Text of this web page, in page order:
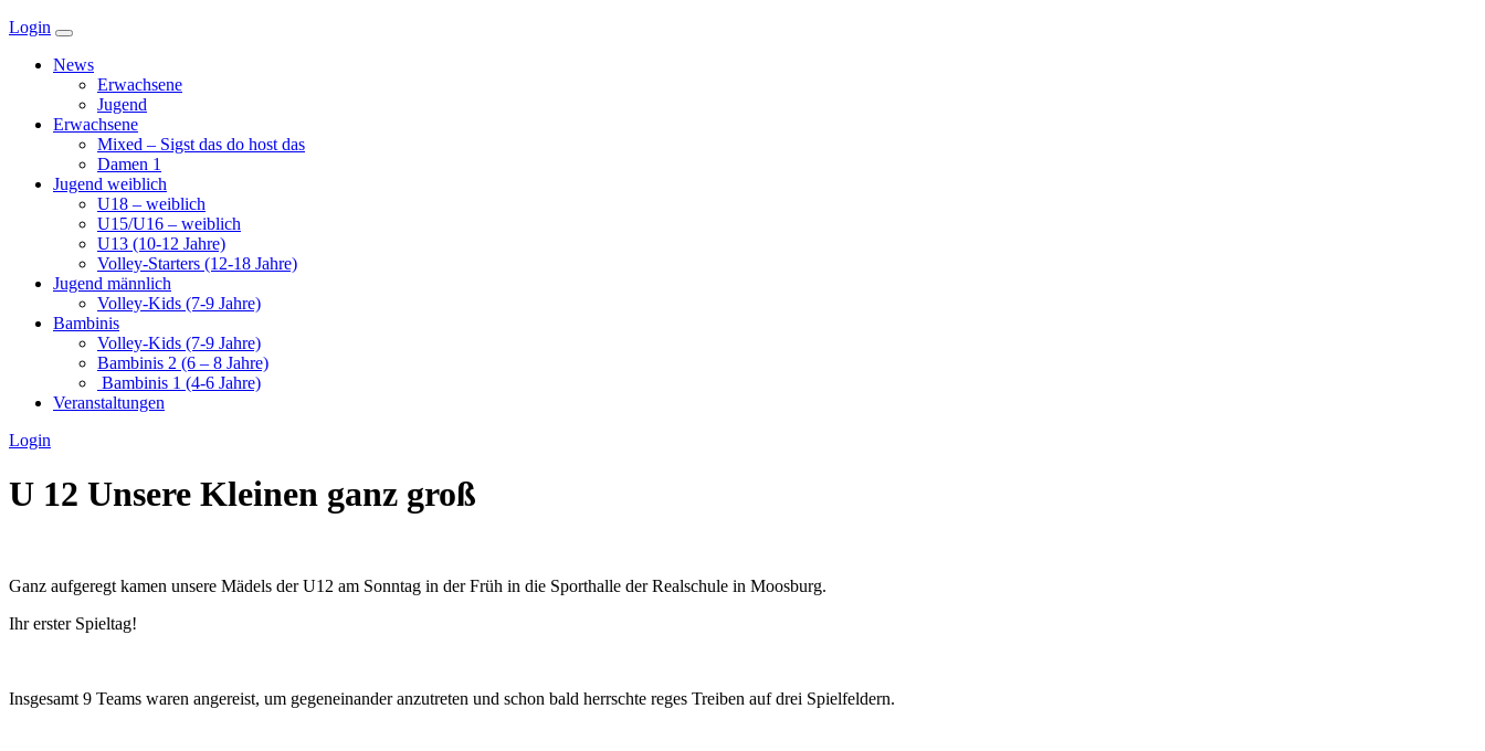
Login
News
Erwachsene
Jugend
Erwachsene
Mixed – Sigst das do host das
Damen 1
Jugend weiblich
U18 – weiblich
U15/U16 – weiblich
U13 (10-12 Jahre)
Volley-Starters (12-18 Jahre)
Jugend männlich
Volley-Kids (7-9 Jahre)
Bambinis
Volley-Kids (7-9 Jahre)
Bambinis 2 (6 – 8 Jahre)
Bambinis 1 (4-6 Jahre)
Veranstaltungen
Login
U 12 Unsere Kleinen ganz groß
Ganz aufgeregt kamen unsere Mädels der U12 am Sonntag in der Früh in die Sporthalle der Realschule in Moosburg.
Ihr erster Spieltag!
Insgesamt 9 Teams waren angereist, um gegeneinander anzutreten und schon bald herrschte reges Treiben auf drei Spielfeldern.